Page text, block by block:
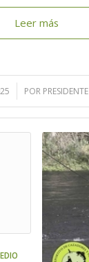
Leer más
POR PRESIDENTE